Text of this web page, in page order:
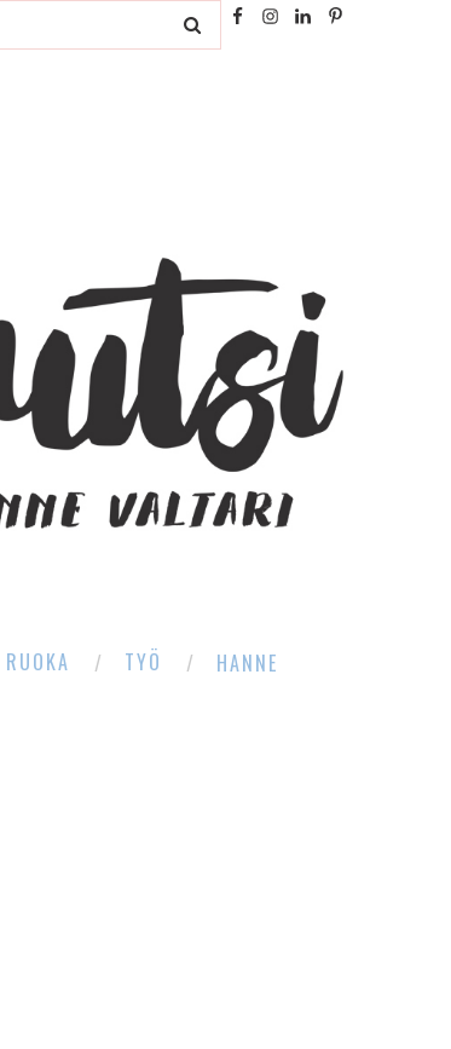
RUOKA TYÖ HANNE